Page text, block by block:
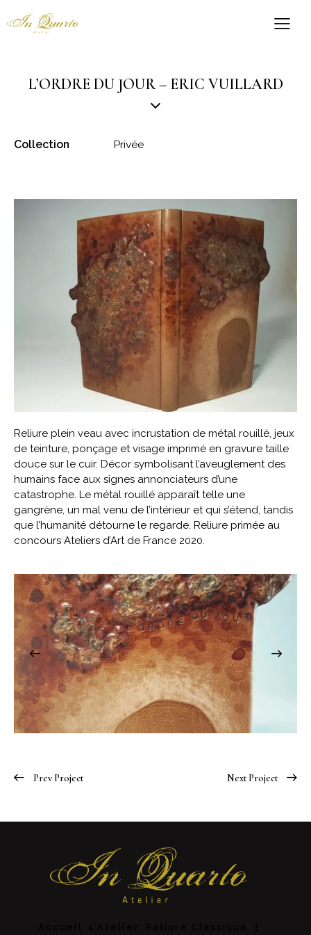
L’ORDRE DU JOUR – ERIC VUILLARD
Collection Privée
Reliure plein veau avec incrustation de métal rouillé, jeux
de teinture, ponçage et visage imprimé en gravure taille
douce sur le cuir. Décor symbolisant l’aveuglement des
humains face aux signes annonciateurs d’une
catastrophe. Le métal rouillé apparaît telle une
gangrène, un mal venu de l’intérieur et qui s’étend, tandis
que l’humanité détourne le regarde. Reliure primée au
concours Ateliers d’Art de France 2020.
Prev Project Next Project